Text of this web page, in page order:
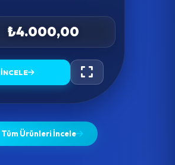
₺4.000,00
İNCELE
Tüm Ürünleri İncele